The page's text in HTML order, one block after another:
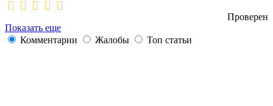
Проверен
Показать еще
Комментарии
Жалобы Топ статьи